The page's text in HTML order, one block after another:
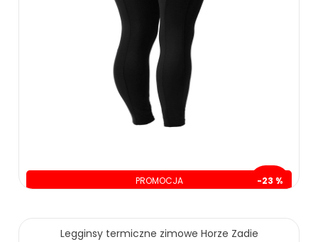
PROMOCJA -23 %
209.00 zł 269.00 zł
Legginsy termiczne zimowe Horze Zadie